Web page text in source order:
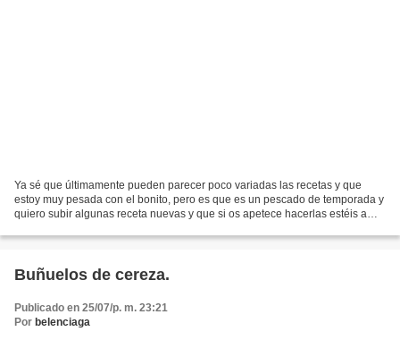
Ya sé que últimamente pueden parecer poco variadas las recetas y que
estoy muy pesada con el bonito, pero es que es un pescado de temporada y
quiero subir algunas receta nuevas y que si os apetece hacerlas estéis a
Buñuelos de cereza.
Publicado en 25/07/p. m. 23:21
Por belenciaga